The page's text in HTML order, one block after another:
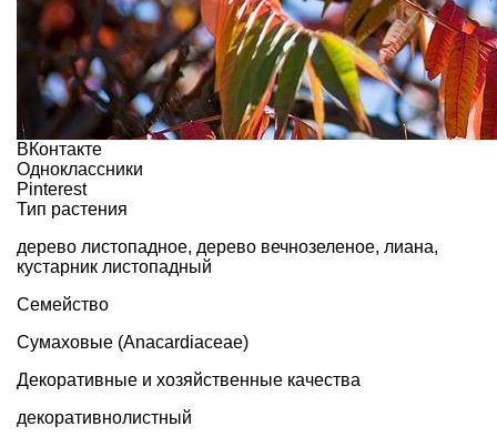
ВКонтакте
Одноклассники
Pinterest
Тип растения
дерево листопадное, дерево вечнозеленое, лиана,
кустарник листопадный
Семейство
Сумаховые (Anacardiaceae)
Декоративные и хозяйственные качества
декоративнолистный